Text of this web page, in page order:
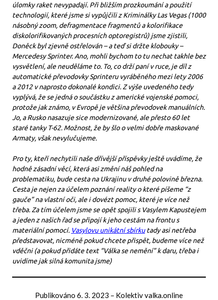
úlomky raket nevypadají. Při bližším prozkoumání a použití
technologií, které jsme si vypůjčili z Kriminálky Las Vegas (1000
násobný zoom, defragmentace fragmentů a kolorifikace
diskolorifikovaných procesních optoregistrů) jsme zjistili,
Doněck byl zjevně ostřelován – a teď si držte klobouky –
Mercedesy Sprinter. Ano, mohli bychom to tu nechat takhle bez
vysvětlení, ale neuděláme to. To, co drží paní v ruce, je díl z
automatické převodovky Sprinteru vyráběného mezi lety 2006
a 2012 v naprosto dokonalé kondici. Z výše uvedeného tedy
vyplývá, že se jedná o součástku z americké vojenské pomoci,
protože jak známo, v Evropě je většina převodovek manuálních.
Jo, a Rusko nasazuje sice modernizované, ale přesto 60 let
staré tanky T-62. Možnost, že by šlo o velmi dobře maskované
Armaty, však nevylučujeme.
Pro ty, kteří nechytili naše dřívější příspěvky ještě uvádíme, že
hodně zásadní věcí, která asi změní náš pohled na
problematiku, bude cesta na Ukrajinu v druhé polovině března.
Cesta je nejen za účelem poznání reality o které píšeme “z
gauče” na vlastní oči, ale i dovézt pomoc, které je více než
třeba. Za tím účelem jsme se opět spojili s Vasylem Kapustejem
a jeden z našich řad se připojí k jeho cestám na frontu s
materiální pomocí. Vasylovu unikátní sbírkutady asi netřeba
představovat, nicméně pokud chcete přispět, budeme více než
vděčni (a pokud přidáte text “Válka se nemění” k daru, třeba i
uvidíme jak silná komunita jsme)
Publikováno 6. 3. 2023 – Kolektiv valka.online